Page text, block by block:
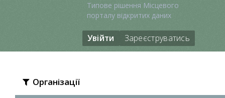
Типове рішення Місцевого
порталу відкритих даних
Увійти Зареєструватись
Організації